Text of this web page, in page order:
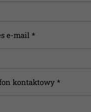
e-mail *
kontaktowy *